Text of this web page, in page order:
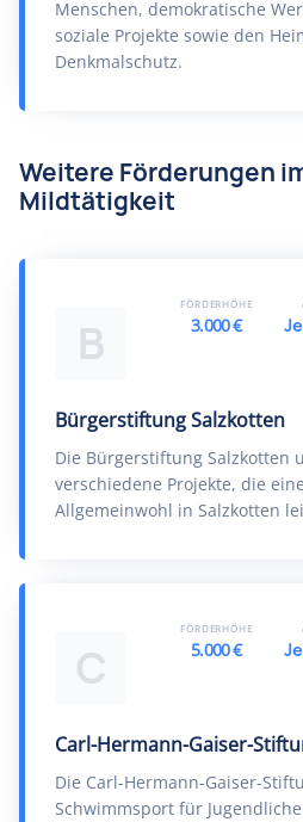
Menschen, demokratische
soziale Projekte sowie den
Denkmalschutz.
Weitere Förderungen
Mildtätigkeit
B
Bürgerstiftung Salzkotten
Die Bürgerstiftung Salzkotten
verschiedene Projekte, die
Allgemeinwohl in Salzkotten
FÖRDERHÖHE
3.000 €
C
Carl-Hermann-Gaiser-
Die Carl-Hermann-Gaiser-
Schwimmsport für
FÖRDERHÖHE
5.000 €